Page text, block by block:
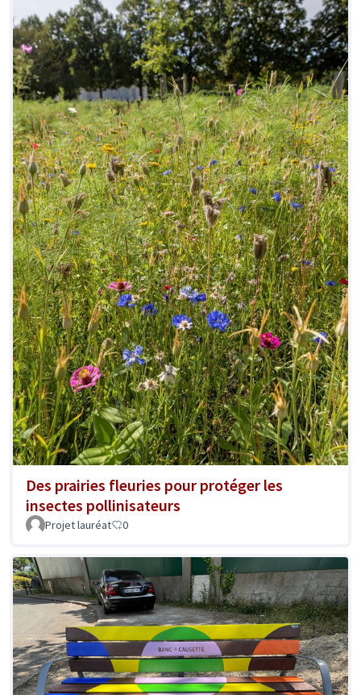
Des prairies fleuries pour protéger les
insectes pollinisateurs
Projet lauréat 0